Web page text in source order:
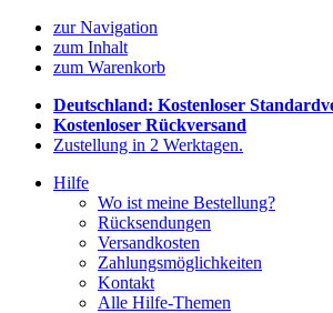
zur Navigation
zum Inhalt
zum Warenkorb
Deutschland: Kostenloser
Kostenloser Rückversand
Zustellung in 2 Werktagen.
Hilfe
Wo ist meine Bestellung?
Rücksendungen
Versandkosten
Zahlungsmöglichkeiten
Kontakt
Alle Hilfe-Themen